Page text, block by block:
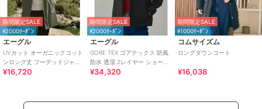
期間限定SALE
¥2000ｸｰﾎﾟﾝ
エーグル
UVカット オーガニックコット
ンロング丈 フーデッドジャケ
ット
¥16,720
期間限定SALE
¥2000ｸｰﾎﾟﾝ
エーグル
GORE TEX ゴアテックス 防風
防水 透湿 2レイヤー ショート
トレンチコート / フード脱着
¥34,320
期間限定SALE
¥1000ｸｰﾎﾟﾝ
コムサイズム
ロングダウンコート
¥16,038